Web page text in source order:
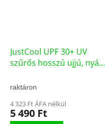
JustCool UPF 30+ UV
szűrős hosszú ujjú, nyári
raktáron
4 323 Ft ÁFA nélkül
5 490 Ft